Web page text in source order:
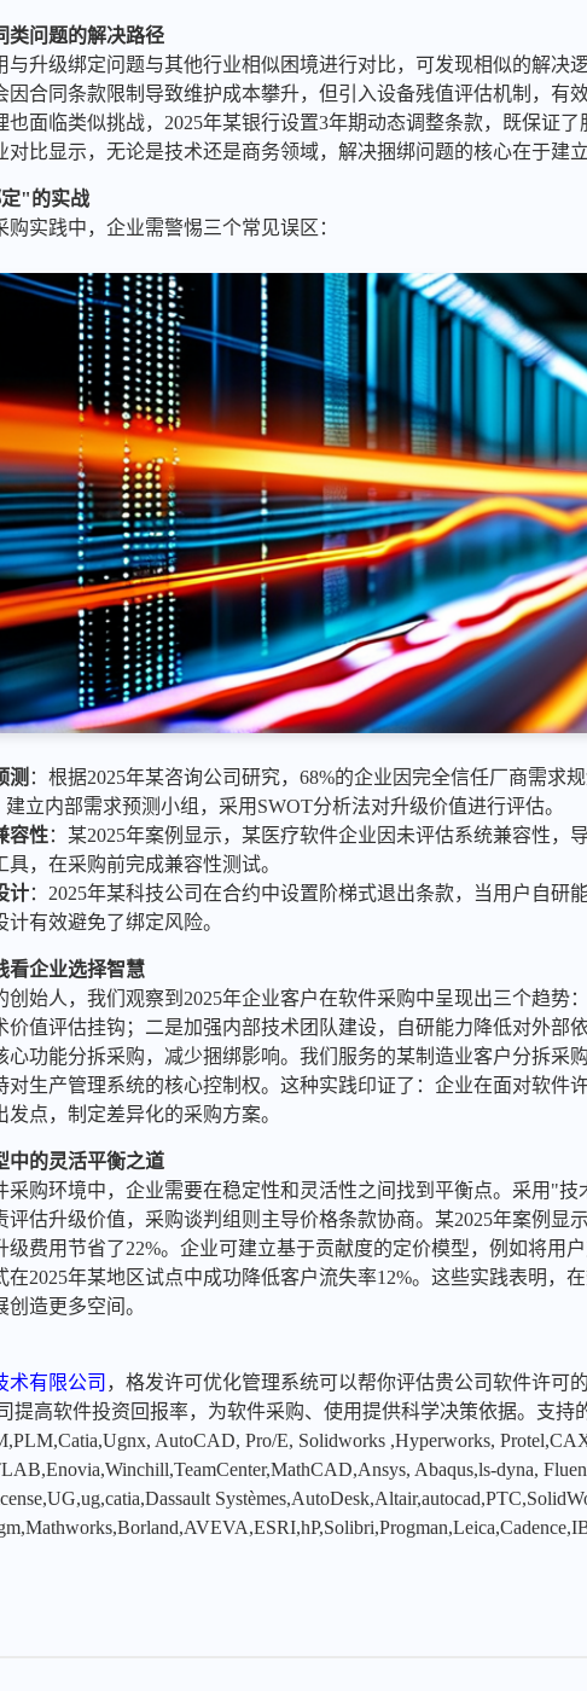
类问题的解决路径
与升级绑定问题与其他行业相似困境进行对比，可发现相似的解决
因合同条款限制导致维护成本攀升，但引入设备残值评估机制，有
也面临类似挑战，2025年某银行设置3年期动态调整条款，既保证
对比显示，无论是技术还是商务领域，解决捆绑问题的核心在于建
"的实战
购实践中，企业需警惕三个常见误区：
测 ：根据2025年某咨询公司研究，68%的企业因完全信任厂商需求
建立内部需求预测小组，采用SWOT分析法对升级价值进行评估。
容性：某2025年案例显示，某医疗软件企业因未评估系统兼容性，
具，在采购前完成兼容性测试。
计：2025年某科技公司在合约中设置阶梯式退出条款，当用户自研
计有效避免了绑定风险。
看企业选择智慧
创始人，我们观察到2025年企业客户在软件采购中呈现出三个趋势
价值评估挂钩；二是加强内部技术团队建设，自研能力降低对外部
心功能分拆采购，减少捆绑影响。我们服务的某制造业客户分拆采
对生产管理系统的核心控制权。这种实践印证了：企业在面对软件
点，制定差异化的采购方案。
中的灵活平衡之道
采购环境中，企业需要在稳定性和灵活性之间找到平衡点。采用"技
评估升级价值，采购谈判组则主导价格条款协商。某2025年案例显
级费用节省了22%。企业可建立基于贡献度的定价模型，例如将用
在2025年某地区试点中成功降低客户流失率12%。这些实践表明，
造更多空间。
术有限公司 ，格发许可优化管理系统可以帮你评估贵公司软件许可
提高软件投资回报率，为软件采购、使用提供科学决策依据。支持
AutoCAD, Pro/E, Solidworks ,Hyperworks,
Abaqus,ls-dyna,